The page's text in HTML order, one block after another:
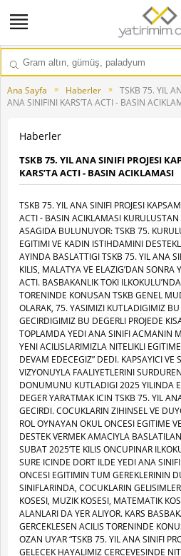
Ana Sayfa » Haberler » TSKB 75. YIL
ANA SINIFINI KARS’TA ACTI - BASIN
Haberler
TSKB 75. YIL ANA SINIFI PROJESI
KARS’TA ACTI - BASIN ACIKLAMASI
TSKB 75. YIL ANA SINIFI PROJESI
ACTI - BASIN ACIKLAMASI
ASAGIDA BULUNUYOR: TSKB 75.
EGITIMI VE KADIN ISTIHDAMINI
AYINDA BASLATTIGI TSKB 75. YIL ANA
KILIS, MALATYA VE ELAZIG’DAN SONRA
ACTI. BASBAKANLIK TOKI
TORENINDE KONUSAN TSKB GENEL
OLARAK, 75. YASIMIZI KUTLADIGIMIZ
GECIRDIGIMIZ BU DEGERLI PROJEDE
TOPLAMDA YEDI ANA SINIFI ACMANIN
YENI ACILISLARIMIZLA NITELIKLI
DEVAM EDECEGIZ” DEDI. KAPSAYICI VE
VIZYONUYLA FAALIYETLERINI
DONUMUNU KUTLADIGI 2025 YILINDA
DEGER YARATMAK ICIN TSKB 75. YIL
GECIRDI. COCUKLARIN ZIHINSEL VE
ROL OYNAYAN OKUL ONCESI EGITIME
DESTEK VERMEK AMACIYLA
SUBAT 2025’TE KILIS ONCUPINAR
SURE ICINDE DORT ILDE YEDI ANA
ONCESI EGITIMIN TUM GEREKLERININ
SINIFLARINDA, COCUKLARIN
KOSESI, MUZIK KOSESI, MATEMATIK
ALANLARI DA YER ALIYOR. KARS
GERCEKLESEN ACILIS TORENINDE
OZAN UYAR “TSKB 75. YIL ANA SINIFI
GELECEK HAYALIMIZ CERCEVESINDE